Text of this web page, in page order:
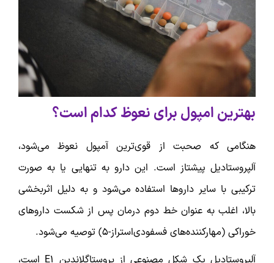
بهترین امپول برای نعوظ کدام است؟
هنگامی که صحبت از قوی‌ترین آمپول نعوظ می‌شود،
آلپروستادیل پیشتاز است. این دارو به تنهایی یا به صورت
ترکیبی با سایر داروها استفاده می‌شود و به دلیل اثربخشی
بالا، اغلب به عنوان خط دوم درمان پس از شکست داروهای
خوراکی (مهارکننده‌های فسفودی‌استراز-۵) توصیه می‌شود.